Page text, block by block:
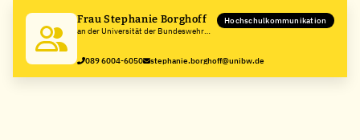
Frau Stephanie Borghoff
an der Universität der Bundeswehr
Hochschulkommunikation
089 6004-6050 stephanie.borghoff@unibw.de